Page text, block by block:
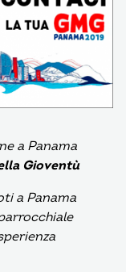
a Panama
Gioventù
a Panama